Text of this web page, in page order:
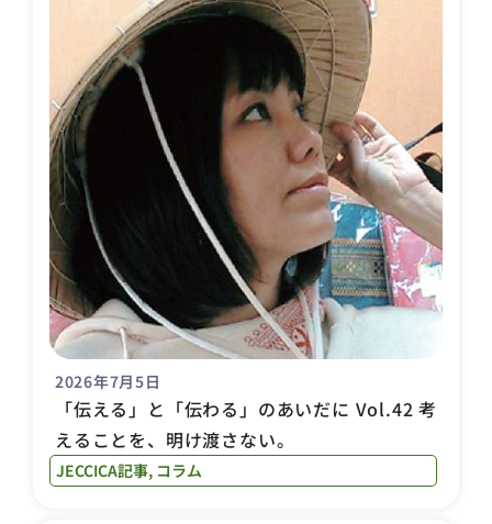
2026年7月5日
「伝える」と「伝わる」のあいだに Vol.42 考
えることを、明け渡さない。
JECCICA記事, コラム